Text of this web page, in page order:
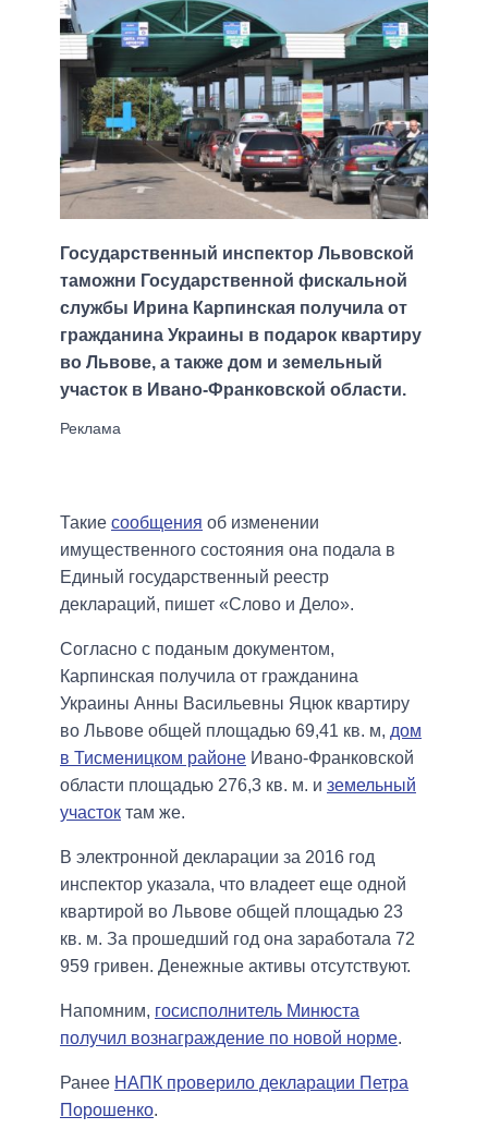
Государственный инспектор Львовской
таможни Государственной фискальной
службы Ирина Карпинская получила от
гражданина Украины в подарок квартиру
во Львове, а также дом и земельный
участок в Ивано-Франковской области.
Такие сообщения об изменении
имущественного состояния она подала в
Единый государственный реестр
деклараций, пишет «Слово и Дело».
Согласно с поданым документом,
Карпинская получила от гражданина
Украины Анны Васильевны Яцюк квартиру
во Львове общей площадью 69,41 кв. м, дом
в Тисменицком районе Ивано-Франковской
области площадью 276,3 кв. м. и земельный
участок там же.
В электронной декларации за 2016 год
инспектор указала, что владеет еще одной
квартирой во Львове общей площадью 23
кв. м. За прошедший год она заработала 72
959 гривен. Денежные активы отсутствуют.
Напомним, госисполнитель Минюста
получил вознаграждение по новой норме.
Ранее НАПК проверило декларации Петра
Порошенко.